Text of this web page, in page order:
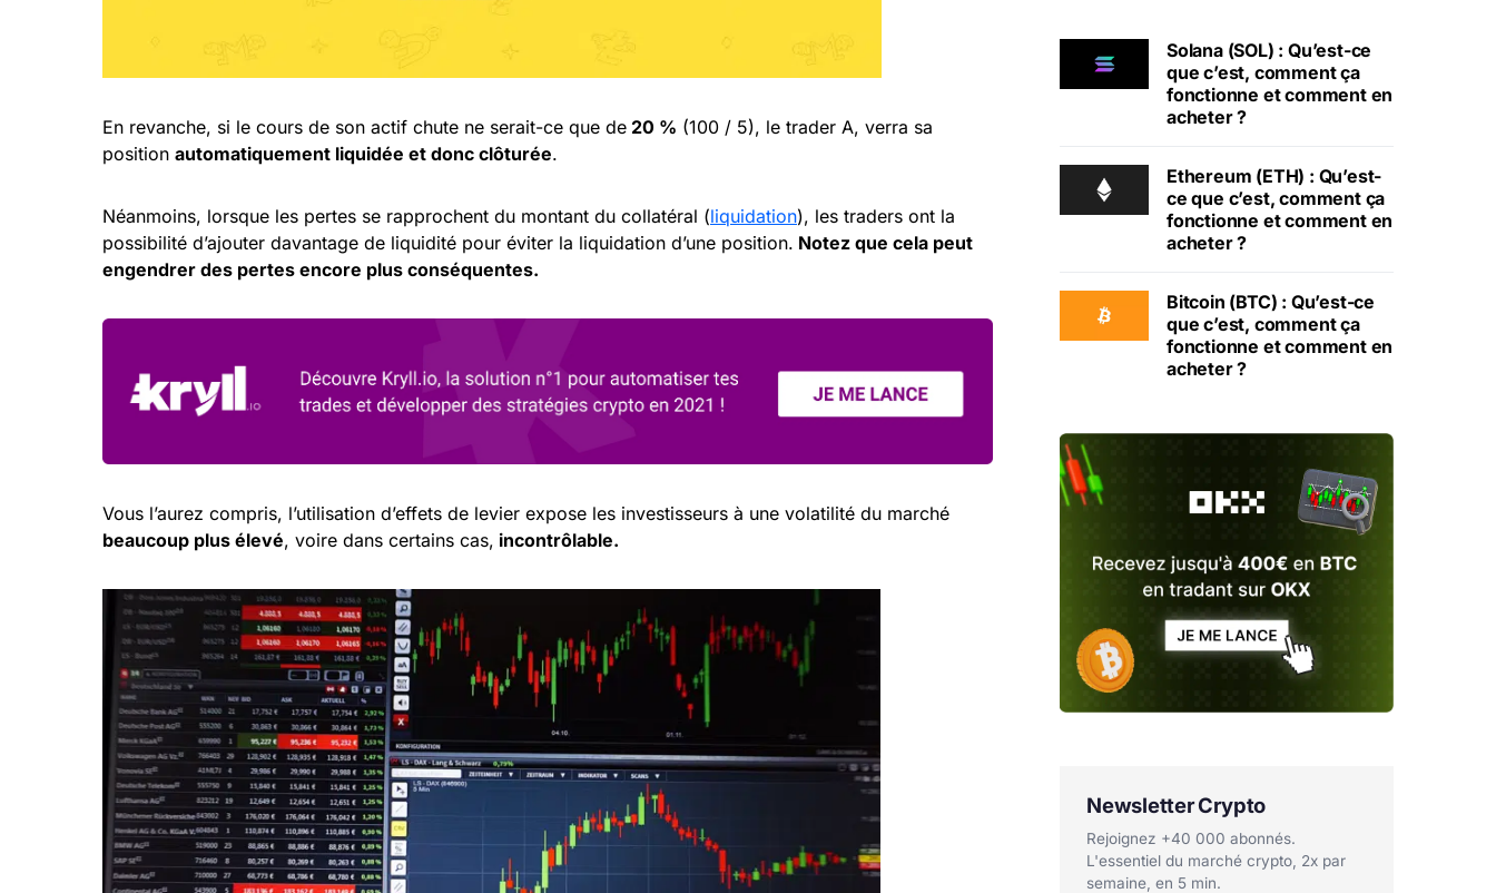
En revanche, si le cours de son actif chute ne serait-ce que de 20 % (100 / 5), le trader A, verra sa
position automatiquement liquidée et donc clôturée.
Néanmoins, lorsque les pertes se rapprochent du montant du collatéral (liquidation), les traders ont la
possibilité d’ajouter davantage de liquidité pour éviter la liquidation d’une position. Notez que cela peut
engendrer des pertes encore plus conséquentes.
Vous l’aurez compris, l’utilisation d’effets de levier expose les investisseurs à une volatilité du marché
beaucoup plus élevé, voire dans certains cas, incontrôlable.
Solana (SOL) : Qu’est-ce
que c’est, comment ça
fonctionne et comment en
acheter ?
Ethereum (ETH) : Qu’est-
ce que c’est, comment ça
fonctionne et comment en
acheter ?
Bitcoin (BTC) : Qu’est-ce
que c’est, comment ça
fonctionne et comment en
acheter ?
Newsletter Crypto
Rejoignez +40 000 abonnés.
L'essentiel du marché crypto, 2x par
semaine, en 5 min.